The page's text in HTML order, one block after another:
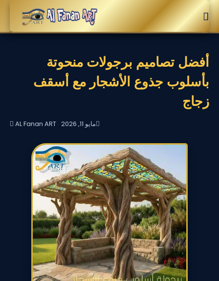
أفضل تصاميم برجولات منحوتة
بأسلوب جذوع الأشجار مع أسقف
زجاج
AL Fanan ART مايو 11, 2026